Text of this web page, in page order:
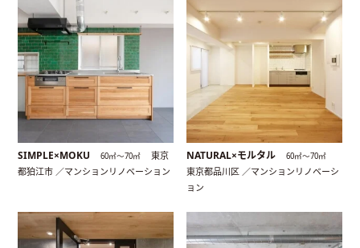
SIMPLE×MOKU 60㎡〜70㎡
東京
都狛江市 ／マンションリノベーション
NATURAL×モルタル 60㎡〜70㎡
東京都品川区 ／マンションリノベーシ
ョン